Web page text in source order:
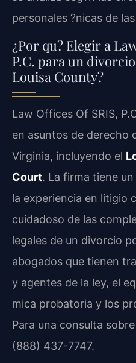
personales ?nicas de
¿Por qu? Elegir a
P.C. para un
Louisa County?
Law Offices Of SRIS,
en asuntos de derecho
Virginia, incluyendo el
Court. La firma tiene
la experiencia en litigio
cuidadoso de las
legales de un divorcio
abogados que tienen
y agentes de la ley, el
mica probatoria y los
Para una consulta
(888) 437-7747.